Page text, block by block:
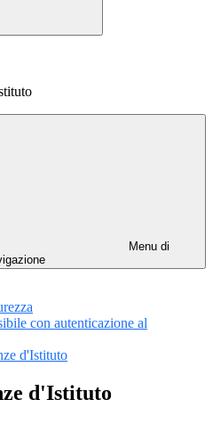
Menu di
con autenticazione al
d'Istituto
d'Istituto